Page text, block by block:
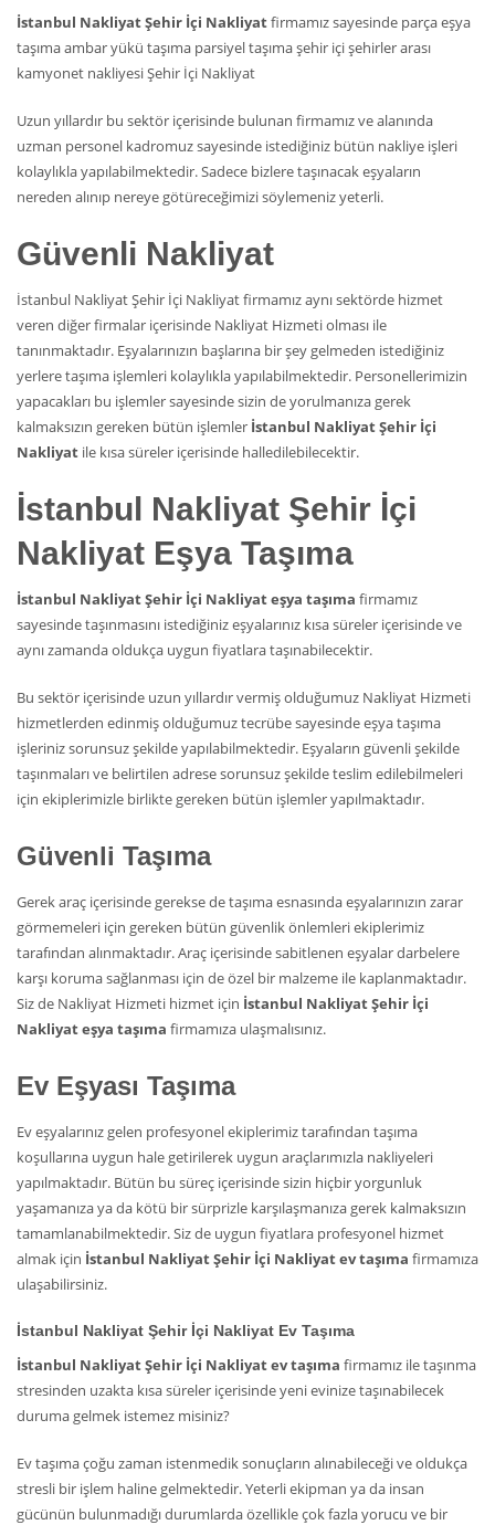
İstanbul Nakliyat Şehir İçi Nakliyatfirmamız sayesinde parça eşya
taşıma ambar yükü taşıma parsiyel taşıma şehir içi şehirler arası
kamyonet nakliyesi Şehir İçi Nakliyat
Uzun yıllardır bu sektör içerisinde bulunan firmamız ve alanında
uzman personel kadromuz sayesinde istediğiniz bütün nakliye işleri
kolaylıkla yapılabilmektedir. Sadece bizlere taşınacak eşyaların
nereden alınıp nereye götüreceğimizi söylemeniz yeterli.
Güvenli Nakliyat
İstanbul Nakliyat Şehir İçi Nakliyat firmamız aynı sektörde hizmet
veren diğer firmalar içerisinde Nakliyat Hizmeti olması ile
tanınmaktadır. Eşyalarınızın başlarına bir şey gelmeden istediğiniz
yerlere taşıma işlemleri kolaylıkla yapılabilmektedir. Personellerimizin
yapacakları bu işlemler sayesinde sizin de yorulmanıza gerek
kalmaksızın gereken bütün işlemler İstanbul Nakliyat Şehir İçi
Nakliyat ile kısa süreler içerisinde halledilebilecektir.
İstanbul Nakliyat Şehir İçi
Nakliyat Eşya Taşıma
İstanbul Nakliyat Şehir İçi Nakliyat eşya taşıma firmamız
sayesinde taşınmasını istediğiniz eşyalarınız kısa süreler içerisinde ve
aynı zamanda oldukça uygun fiyatlara taşınabilecektir.
Bu sektör içerisinde uzun yıllardır vermiş olduğumuz Nakliyat Hizmeti
hizmetlerden edinmiş olduğumuz tecrübe sayesinde eşya taşıma
işleriniz sorunsuz şekilde yapılabilmektedir. Eşyaların güvenli şekilde
taşınmaları ve belirtilen adrese sorunsuz şekilde teslim edilebilmeleri
için ekiplerimizle birlikte gereken bütün işlemler yapılmaktadır.
Güvenli Taşıma
Gerek araç içerisinde gerekse de taşıma esnasında eşyalarınızın zarar
görmemeleri için gereken bütün güvenlik önlemleri ekiplerimiz
tarafından alınmaktadır. Araç içerisinde sabitlenen eşyalar darbelere
karşı koruma sağlanması için de özel bir malzeme ile kaplanmaktadır.
Siz de Nakliyat Hizmeti hizmet için İstanbul Nakliyat Şehir İçi
Nakliyat eşya taşıma firmamıza ulaşmalısınız.
Ev Eşyası Taşıma
Ev eşyalarınız gelen profesyonel ekiplerimiz tarafından taşıma
koşullarına uygun hale getirilerek uygun araçlarımızla nakliyeleri
yapılmaktadır. Bütün bu süreç içerisinde sizin hiçbir yorgunluk
yaşamanıza ya da kötü bir sürprizle karşılaşmanıza gerek kalmaksızın
tamamlanabilmektedir. Siz de uygun fiyatlara profesyonel hizmet
almak için İstanbul Nakliyat Şehir İçi Nakliyat ev taşıma firmamıza
ulaşabilirsiniz.
İstanbul Nakliyat Şehir İçi Nakliyat Ev Taşıma
İstanbul Nakliyat Şehir İçi Nakliyat ev taşıma firmamız ile taşınma
stresinden uzakta kısa süreler içerisinde yeni evinize taşınabilecek
duruma gelmek istemez misiniz?
Ev taşıma çoğu zaman istenmedik sonuçların alınabileceği ve oldukça
stresli bir işlem haline gelmektedir. Yeterli ekipman ya da insan
gücünün bulunmadığı durumlarda özellikle çok fazla yorucu ve bir